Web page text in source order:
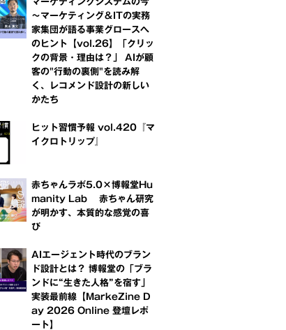
～マーケティング＆ITの実務
家集団が語る事業グロースへ
のヒント【vol.26】「クリッ
クの背景・理由は？」 AIが顧
客の"行動の裏側"を読み解
く、レコメンド設計の新しい
かたち
ヒット習慣予報 vol.420『マ
イクロトリップ』
赤ちゃんラボ5.0×博報堂Hu
manity Lab 赤ちゃん研究
が明かす、本質的な感覚の喜
び
AIエージェント時代のブラン
ド設計とは？ 博報堂の「ブラ
ンドに“生きた人格”を宿す」
実装最前線【MarkeZine D
ay 2026 Online 登壇レポ
ート】